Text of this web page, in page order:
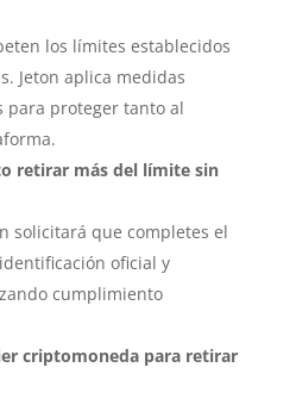
los límites establecidos
Jeton aplica medidas
proteger tanto al
retirar más del límite sin
solicitará que completes el
oficial y
cumplimiento
criptomoneda para retirar